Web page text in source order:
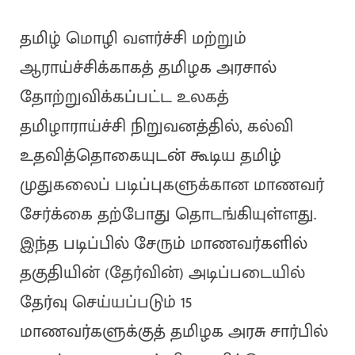
தமிழ் மொழி வளர்ச்சி மற்றும்
ஆராய்ச்சிக்காகத் தமிழக அரசால்
தோற்றுவிக்கப்பட்ட உலகத்
தமிழாராய்ச்சி நிறுவனத்தில், கல்வி
உதவித்தொகையுடன் கூடிய தமிழ்
முதுகலைப் படிப்புகளுக்கான மாணவர்
சேர்க்கை தற்போது தொடங்கியுள்ளது.
இந்த படிப்பில் சேரும் மாணவர்களில்
தகுதியின் (தேர்வின்) அடிப்படையில்
தேர்வு செய்யப்படும் 15
மாணவர்களுக்குத் தமிழக அரசு சார்பில்